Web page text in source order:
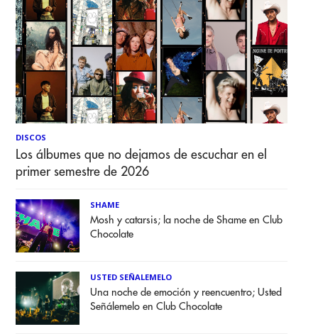
DISCOS
Los álbumes que no dejamos de escuchar en el
primer semestre de 2026
SHAME
Mosh y catarsis; la noche de Shame en Club
Chocolate
USTED SEÑALEMELO
Una noche de emoción y reencuentro; Usted
Señálemelo en Club Chocolate